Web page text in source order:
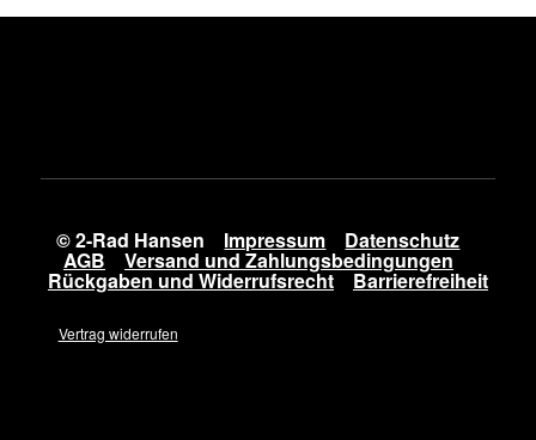
© 2-Rad Hansen Impressum Datenschutz
AGB Versand und Zahlungsbedingungen
Rückgaben und Widerrufsrecht Barrierefreiheit
Vertrag widerrufen